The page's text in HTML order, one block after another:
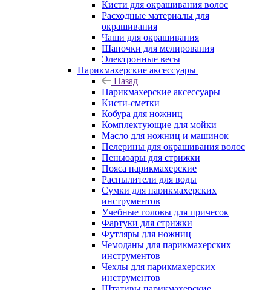
Кисти для окрашивания волос
Расходные материалы для
окрашивания
Чаши для окрашивания
Шапочки для мелирования
Электронные весы
Парикмахерские аксессуары
Назад
Парикмахерские аксессуары
Кисти-сметки
Кобура для ножниц
Комплектующие для мойки
Масло для ножниц и машинок
Пелерины для окрашивания волос
Пеньюары для стрижки
Пояса парикмахерские
Распылители для воды
Сумки для парикмахерских
инструментов
Учебные головы для причесок
Фартуки для стрижки
Футляры для ножниц
Чемоданы для парикмахерских
инструментов
Чехлы для парикмахерских
инструментов